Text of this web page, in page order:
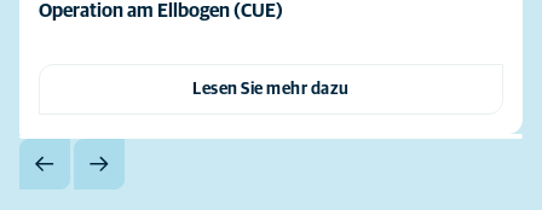
Operation am Ellbogen (CUE)
Lesen Sie mehr dazu